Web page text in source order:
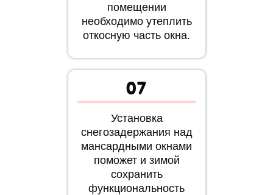
помещении
необходимо утеплить
откосную часть окна.
07
Установка
снегозадержания над
мансардными окнами
поможет и зимой
сохранить
функциональность